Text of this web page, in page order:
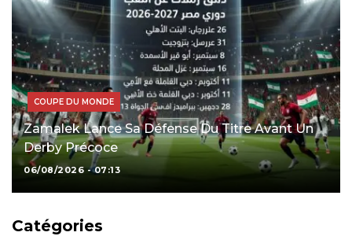
COUPE DU MONDE
Zamalek Lance Sa Défense Du Titre Avant Un
Derby Précoce
06/08/2026 - 07:13
Catégories